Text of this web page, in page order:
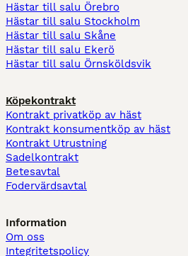
Hästar till salu Örebro
Hästar till salu Stockholm
Hästar till salu Skåne
Hästar till salu Ekerö
Hästar till salu Örnsköldsvik
Köpekontrakt
Kontrakt privatköp av häst
Kontrakt konsumentköp av häst
Kontrakt Utrustning
Sadelkontrakt
Betesavtal
Fodervärdsavtal
Information
Om oss
Integritetspolicy